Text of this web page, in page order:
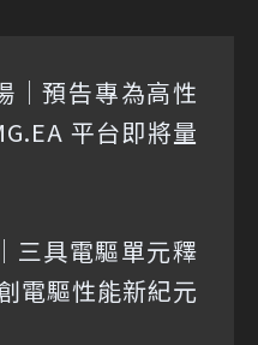
｜預告專為高性
平台即將量
三具電驅單元釋
電驅性能新紀元